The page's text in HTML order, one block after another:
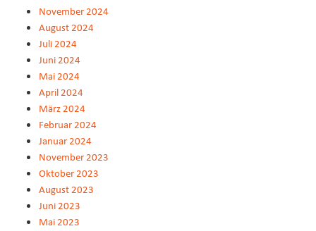
November 2024
August 2024
Juli 2024
Juni 2024
Mai 2024
April 2024
März 2024
Februar 2024
Januar 2024
November 2023
Oktober 2023
August 2023
Juni 2023
Mai 2023